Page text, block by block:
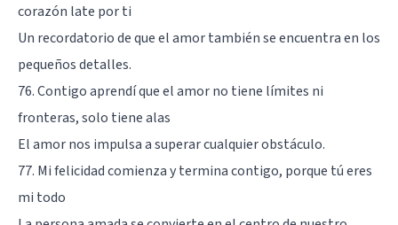
corazón late por ti
Un recordatorio de que el amor también se encuentra en los
pequeños detalles.
76. Contigo aprendí que el amor no tiene límites ni
fronteras, solo tiene alas
El amor nos impulsa a superar cualquier obstáculo.
77. Mi felicidad comienza y termina contigo, porque tú eres
mi todo